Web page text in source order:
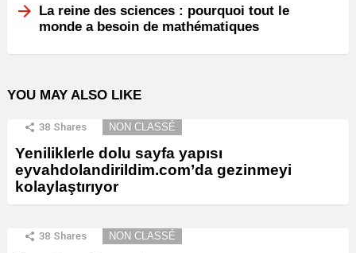
La reine des sciences : pourquoi tout le
monde a besoin de mathématiques
YOU MAY ALSO LIKE
38 Shares NON CLASSÉ
Yeniliklerle dolu sayfa yapısı
eyvahdolandirildim.com’da gezinmeyi
kolaylaştırıyor
38 Shares NON CLASSÉ